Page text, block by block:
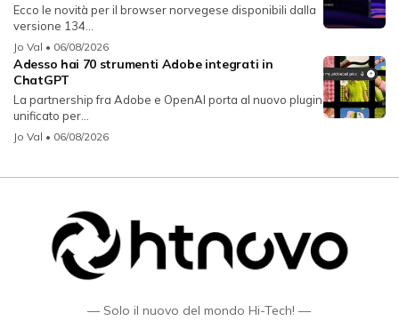
Ecco le novità per il browser norvegese disponibili dalla
versione 134...
Jo Val • 06/08/2026
Adesso hai 70 strumenti Adobe integrati in
ChatGPT
La partnership fra Adobe e OpenAI porta al nuovo plugin
unificato per...
Jo Val • 06/08/2026
— Solo il nuovo del mondo Hi-Tech! —